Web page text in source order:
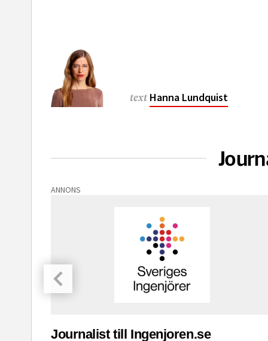
text Hanna Lundquist
ANNONS
Journalist till Ingenjoren.se